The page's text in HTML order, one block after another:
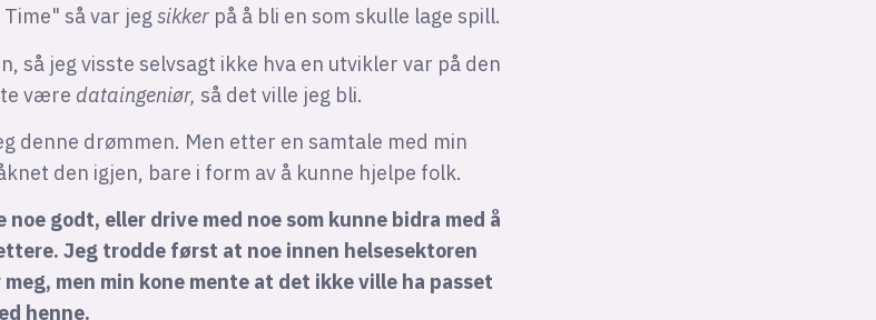
så var jeg sikker på å bli en som skulle lage spill.
så jeg visste selvsagt ikke hva en utvikler var på den
være dataingeniør, så det ville jeg bli.
denne drømmen. Men etter en samtale med min
den igjen, bare i form av å kunne hjelpe folk.
godt, eller drive med noe som kunne bidra med å
Jeg trodde først at noe innen helsesektoren
men min kone mente at det ikke ville ha passet
henne.